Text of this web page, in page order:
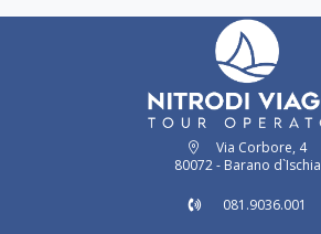
Via Corbore, 4
80072 - Barano d`Ischia
081.9036.001